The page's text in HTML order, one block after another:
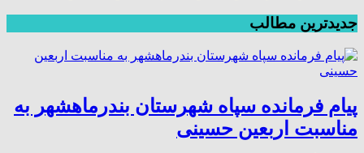
جدیدترین مطالب
پیام فرمانده سپاه شهرستان بندرماهشهر به
مناسبت اربعین حسینی